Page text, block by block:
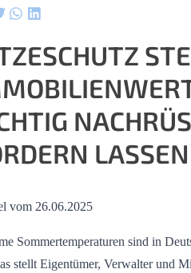
LASSEN
vom 26.06.2025
Sommertemperaturen sind in
stellt Eigentümer, Verwalter und